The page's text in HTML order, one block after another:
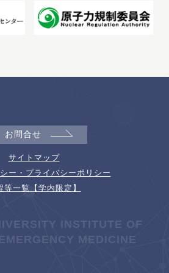
お問合せ
サイトマップ
ー・プライバシーポリシー
等一覧【学内限定】
INSTITUTE OF
MEDICINE